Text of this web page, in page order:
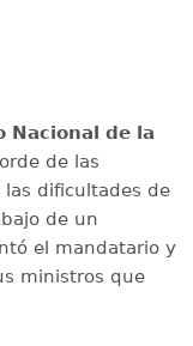
Nacional de la
de las
dificultades de
de un
el mandatario y
ministros que